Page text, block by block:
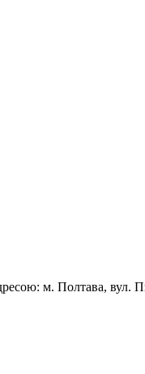
м. Полтава, вул.